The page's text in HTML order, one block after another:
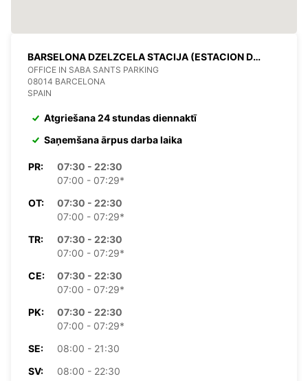
BARSELONA DZELZCELA STACIJA (ESTACION D
SANTS)
OFFICE IN SABA SANTS PARKING
08014 BARCELONA
SPAIN
Atgriešana 24 stundas diennaktī
Saņemšana ārpus darba laika
PR:
07:30 - 22:30
07:00 - 07:29*
OT:
07:30 - 22:30
07:00 - 07:29*
TR:
07:30 - 22:30
07:00 - 07:29*
CE:
07:30 - 22:30
07:00 - 07:29*
PK:
07:30 - 22:30
07:00 - 07:29*
SE:
08:00 - 21:30
SV:
08:00 - 22:30